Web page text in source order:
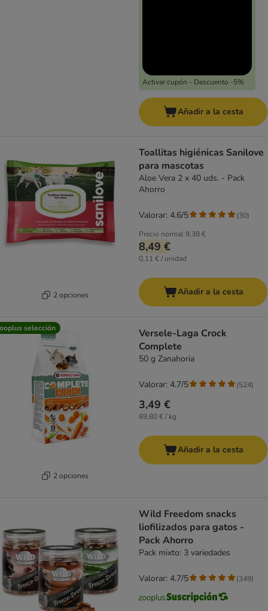
Activar cupón - Descuento -5%
Añadir a la cesta
2 opciones
Toallitas higiénicas Sanilove
para mascotas
Aloe Vera 2 x 40 uds. - Pack
Ahorro
Precio normal9,38 €
8,49 €
0,11 € / unidad
Valorar: 4.6/5 (30)
Añadir a la cesta
selección
2 opciones
Versele-Laga Crock
Complete
50 g Zanahoria
3,49 €
69,80 € / kg
Valorar: 4.7/5 (524)
Añadir a la cesta
Wild Freedom snacks
liofilizados para gatos -
Pack Ahorro
Pack mixto: 3 variedades
Valorar: 4.7/5 (349)